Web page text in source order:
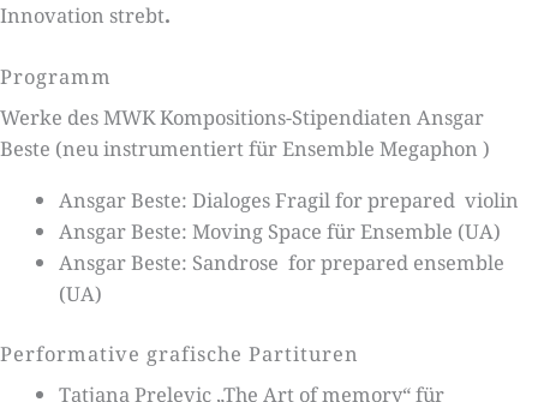
Innovation strebt.
Programm
Werke des MWK Kompositions-Stipendiaten Ansgar
Beste (neu instrumentiert für Ensemble Megaphon )
Ansgar Beste: Dialoges Fragil for prepared violin
Ansgar Beste: Moving Space für Ensemble (UA)
Ansgar Beste: Sandrose for prepared ensemble
(UA)
Performative grafische Partituren
Tatjana Prelevic „The Art of memory“ für